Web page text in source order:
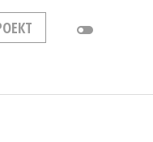
toggle_off